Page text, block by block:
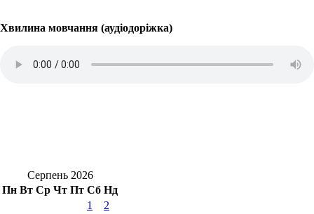
Хвилина мовчання (аудіодоріжка)
Серпень 2026
Пн Вт Ср Чт Пт Сб Нд
1
2